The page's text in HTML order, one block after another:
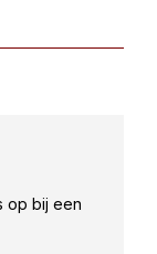
op bij een